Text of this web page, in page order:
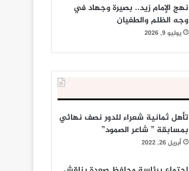
نهج الإمام زيد.. بصيرة وجهاد في
وجه الظلم والطغيان
يوليو 9, 2026
تأهل ثمانية شعراء للدور نصف نهائي
بمسابقة ” شاعر الصمود”
أبريل 26, 2022